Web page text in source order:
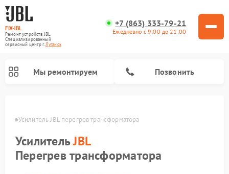
FIX-JBL
Ремонт устройств JBL
Специализированный
cервисный центр г.Луганск
+7 (863) 333-79-21
Ежедневно с 9:00 до 21:00
Мы ремонтируем Позвонить
Усилитель JBL перегрев трансформатора
УсилительJBL
Перегрев трансформатора